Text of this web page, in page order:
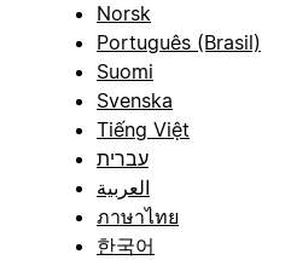
Norsk
Português (Brasil)
Suomi
Svenska
Tiếng Việt
עברית
العربية
ภาษาไทย
한국어